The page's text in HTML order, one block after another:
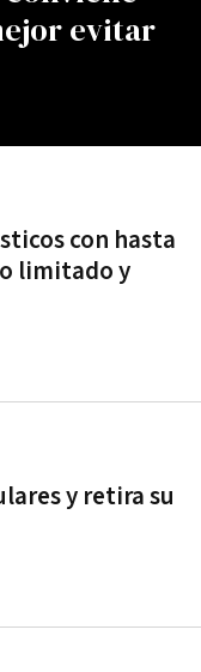
evitar
con hasta
limitado y
y retira su